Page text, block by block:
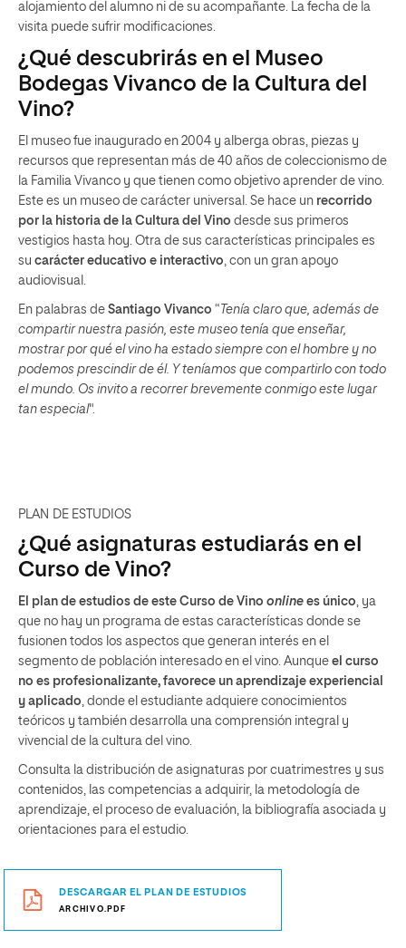
alojamiento del alumno ni de su acompañante. La fecha de la
visita puede sufrir modificaciones.
¿Qué descubrirás en el Museo
Bodegas Vivanco de la Cultura del
Vino?
El museo fue inaugurado en 2004 y alberga obras, piezas y
recursos que representan más de 40 años de coleccionismo de
la Familia Vivanco y que tienen como objetivo aprender de vino.
Este es un museo de carácter universal. Se hace un recorrido
por la historia de la Cultura del Vino desde sus primeros
vestigios hasta hoy. Otra de sus características principales es
su carácter educativo e interactivo, con un gran apoyo
audiovisual.
En palabras de Santiago Vivanco “ Tenía claro que, además de
compartir nuestra pasión, este museo tenía que enseñar,
mostrar por qué el vino ha estado siempre con el hombre y no
podemos prescindir de él. Y teníamos que compartirlo con todo
el mundo. Os invito a recorrer brevemente conmigo este lugar
tan especial".
PLAN DE ESTUDIOS
¿Qué asignaturas estudiarás en el
Curso de Vino?
El plan de estudios de este Curso de Vino online es único, ya
que no hay un programa de estas características donde se
fusionen todos los aspectos que generan interés en el
segmento de población interesado en el vino. Aunque el curso
no es profesionalizante, favorece un aprendizaje experiencial
y aplicado, donde el estudiante adquiere conocimientos
teóricos y también desarrolla una comprensión integral y
vivencial de la cultura del vino.
Consulta la distribución de asignaturas por cuatrimestres y sus
contenidos, las competencias a adquirir, la metodología de
aprendizaje, el proceso de evaluación, la bibliografía asociada y
orientaciones para el estudio.
DESCARGAR EL PLAN DE ESTUDIOS
ARCHIVO.PDF